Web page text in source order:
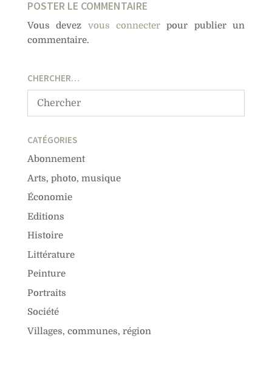
POSTER LE COMMENTAIRE
Vous devez vous connecter pour publier un
commentaire.
CHERCHER…
CATÉGORIES
Abonnement
Arts, photo, musique
Économie
Editions
Histoire
Littérature
Peinture
Portraits
Société
Villages, communes, région